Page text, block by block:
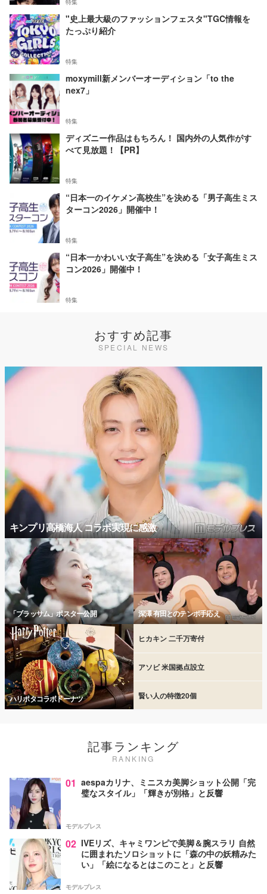
特集
"史上最大級のファッションフェスタ"TGC情報を
たっぷり紹介
特集
moxymill新メンバーオーディション「to the
nex7」
特集
ディズニー作品はもちろん！ 国内外の人気作がす
べて見放題！【PR】
特集
“日本一のイケメン高校生”を決める「男子高生ミス
ターコン2026」開催中！
特集
“日本一かわいい女子高生”を決める「女子高生ミス
コン2026」開催中！
特集
おすすめ記事
SPECIAL NEWS
キンプリ高橋海人 コラボ実現に感激
「ブラッサム」ポスター公開 深澤 有田とのテンポ手応え
ハリポタコラボドーナツ
ヒカキン 二千万寄付
アソビ 米国拠点設立
賢い人の特徴20個
記事ランキング
RANKING
01 aespaカリナ、ミニスカ美脚ショット公開「完
璧なスタイル」「輝きが別格」と反響
モデルプレス
02 IVEリズ、キャミワンピで美脚＆腕スラリ 自然
に囲まれたソロショットに「森の中の妖精みた
い」「絵になるとはこのこと」と反響
モデルプレス